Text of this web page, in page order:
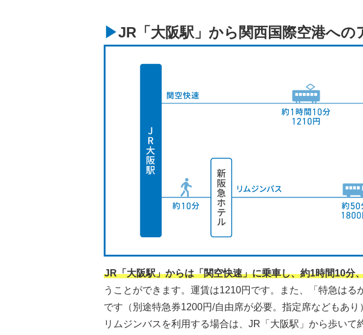
JR「大阪駅」から関西国際空港への
JR「大阪駅」からは「関空快速」に乗車し、約1時間10分
うことができます。運賃は1210円です。また、「特急は
です（別途特急券1200円/自由席が必要。指定席などもあり
リムジンバスを利用する場合は、JR「大阪駅」から歩いて